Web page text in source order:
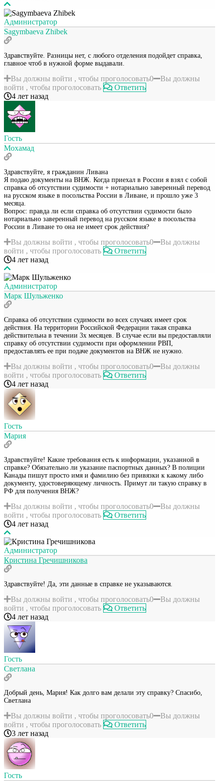
Администратор
Sagymbaeva Zhibek
Здравствуйте. Разницы нет, с любого отделения подойдет справка,
главное чтоб в нужной форме выдавали.
Вы должны войти , чтобы проголосовать0
Вы должны
войти , чтобы проголосовать
Ответить
4 лет назад
Гость
Мохамад
Здравствуйте, я гражданин Ливана
Я подаю документы на ВНЖ. Когда приехал в России я взял с собой
справка об отсутствии судимости + нотариально заверенный перевод
на русском языке в посольства России в Ливане, и прошло уже 3
месяца.
Вопрос: правда ли если справка об отсутствии судимости было
нотариально заверенный перевод на русском языке в посольства
России в Ливане то она не имеет срок действия?
Вы должны войти , чтобы проголосовать0
Вы должны
войти , чтобы проголосовать
Ответить
4 лет назад
Администратор
Марк Шульженко
Справка об отсутствии судимости во всех случаях имеет срок
действия. На территории Российской Федерации такая справка
действительна в течении 3х месяцев. В случае если вы предоставляли
справку об отсутствии судимости при оформлении РВП,
предоставлять ее при подаче документов на ВНЖ не нужно.
Вы должны войти , чтобы проголосовать0
Вы должны
войти , чтобы проголосовать
Ответить
4 лет назад
Гость
Мария
Здравствуйте! Какие требования есть к информации, указанной в
справке? Обязательно ли указание паспортных данных? В полиции
Канады пишут просто имя и фамилию без привязки к какому либо
документу, удостоверяющему личность. Примут ли такую справку в
РФ для получения ВНЖ?
Вы должны войти , чтобы проголосовать0
Вы должны
войти , чтобы проголосовать
Ответить
4 лет назад
Администратор
Кристина Гречишникова
Здравствуйте! Да, эти данные в справке не указываются.
Вы должны войти , чтобы проголосовать0
Вы должны
войти , чтобы проголосовать
Ответить
4 лет назад
Гость
Светлана
Добрый день, Мария! Как долго вам делали эту справку? Спасибо,
Светлана
Вы должны войти , чтобы проголосовать0
Вы должны
войти , чтобы проголосовать
Ответить
3 лет назад
Гость